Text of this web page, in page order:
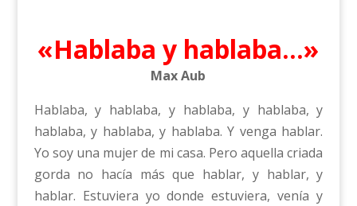
«Hablaba y hablaba…»
Max Aub
Hablaba, y hablaba, y hablaba, y hablaba, y
hablaba, y hablaba, y hablaba. Y venga hablar.
Yo soy una mujer de mi casa. Pero aquella criada
gorda no hacía más que hablar, y hablar, y
hablar. Estuviera yo donde estuviera, venía y